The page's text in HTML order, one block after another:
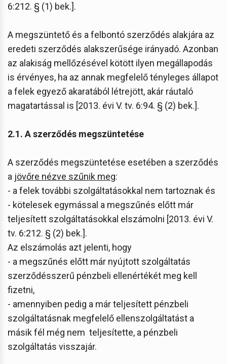
6:212. § (1) bek.].
A megszüntető és a felbontó szerződés alakjára az
eredeti szerződés alakszerűsége irányadó. Azonban
az alakiság mellőzésével kötött ilyen megállapodás
is érvényes, ha az annak megfelelő tényleges állapot
a felek egyező akaratából létrejött, akár ráutaló
magatartással is [2013. évi V. tv. 6:94. § (2) bek.].
2.1. A szerződés megszüntetése
A szerződés megszüntetése esetében a szerződés
a jövőre nézve szűnik meg:
- a felek további szolgáltatásokkal nem tartoznak és
- kötelesek egymással a megszűnés előtt már
teljesített szolgáltatásokkal elszámolni [2013. évi V.
tv. 6:212. § (2) bek.].
Az elszámolás azt jelenti, hogy
- a megszűnés előtt már nyújtott szolgáltatás
szerződésszerű pénzbeli ellenértékét meg kell
fizetni,
- amennyiben pedig a már teljesített pénzbeli
szolgáltatásnak megfelelő ellenszolgáltatást a
másik fél még nem teljesítette, a pénzbeli
szolgáltatás visszajár.